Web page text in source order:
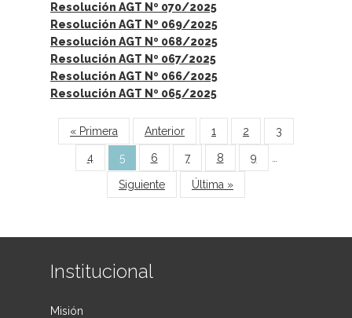
Resolución AGT Nº 070/2025
Resolución AGT Nº 069/2025
Resolución AGT Nº 068/2025
Resolución AGT Nº 067/2025
Resolución AGT Nº 066/2025
Resolución AGT Nº 065/2025
Páginas
« Primera Anterior 1 2 3
4 5 6 7 8 9
Siguiente Última »
Institucional
Misión